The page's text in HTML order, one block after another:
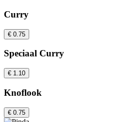
Curry
€ 0.75
Speciaal Curry
€ 1.10
Knoflook
€ 0.75